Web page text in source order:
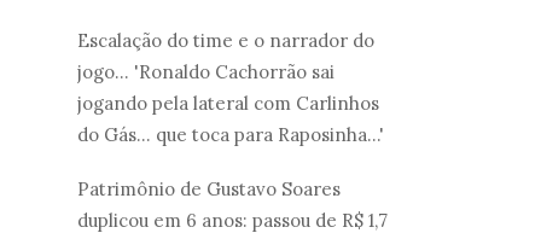
Escalação do time e o narrador do
jogo... 'Ronaldo Cachorrão sai
jogando pela lateral com Carlinhos
do Gás... que toca para Raposinha...'
Patrimônio de Gustavo Soares
duplicou em 6 anos: passou de R$ 1,7